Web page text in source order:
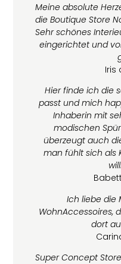
Meine absolute
die Boutique Store
Sehr schönes
eingerichtet und
Iris
Hier finde ich die
passt und mich
Inhaberin mit
modischen
überzeugt auch
man fühlt sich als
Ich liebe die
WohnAccessoires,
dort
Super Concept